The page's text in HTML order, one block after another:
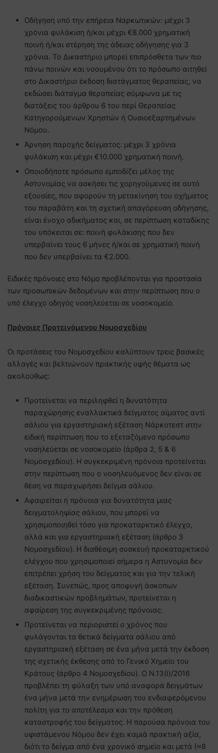
Οδήγηση υπό την επήρεια Ναρκωτικών: μέχρι 3
χρόνια φυλάκιση ή/και μέχρι €8.000 χρηματική
ποινή ή/και στέρηση της άδειας οδήγησης για 3
χρόνια. Το Δικαστήριο μπορεί επιπρόσθετα των πιο
πάνω ποινών και νοουμένου ότι το πρόσωπο αιτηθεί
στο Δικαστήριο έκδοση διατάγματος θεραπείας, να
εκδώσει διάταγμα θεραπείας σύμφωνα µε τις
διατάξεις του άρθρου 6 του περί Θεραπείας
Κατηγορούμενων Χρηστών ή Ουσιοεξαρτηµένων
Νόμου.
Άρνηση παροχής δείγματος: μέχρι 3 χρόνια
φυλάκιση και μέχρι €10.000 χρηματική ποινή.
Οποιοδήποτε πρόσωπο εμποδίζει μέλος της
Αστυνομίας να ασκήσει τις χορηγούμενες σε αυτό
εξουσίες, που αφορούν τη μετακίνηση του οχήματος
του παραβάτη και τη σχετική απαγόρευση οδήγησης,
είναι ένοχο αδικήματος και, σε περίπτωση καταδίκης
του υπόκειται σε: ποινή φυλάκισης που δεν
υπερβαίνει τους 6 μήνες ή/και σε χρηματική ποινή
που δεν υπερβαίνει τα €2.000.
Ειδικές πρόνοιες στο Νόμο προβλέπονται για προστασία
των προσωπικών δεδομένων και στην περίπτωση που ο
υπό έλεγχο οδηγός νοσηλεύεται σε νοσοκομείο.
Πρόνοιες Προτεινόμενου Νομοσχεδίου
Οι προτάσεις του Νομοσχεδίου καλύπτουν τρεις βασικές
αλλαγές και βελτιώνουν πρακτικής υφής θέματα ως
ακολούθως:
Προτείνεται να περιληφθεί η δυνατότητα
παραχώρησης εναλλακτικά δείγματος αίματος αντί
σάλιου για εργαστηριακή εξέταση Νάρκοτεστ στην
ειδική περίπτωση που το εξεταζόμενο πρόσωπο
νοσηλεύεται σε νοσοκομείο (άρθρα 2, 5 & 6
Νομοσχεδίου). Η συγκεκριμένη πρόνοια προτείνεται
στην περίπτωση που ο νοσηλευόμενος δεν είναι σε
θέση να παραχωρήσει δείγμα σάλιου.
Αφαιρείται η πρόνοια για δυνατότητα μιας
δειγματοληψίας σάλιου, που μπορεί να
χρησιμοποιηθεί τόσο για προκαταρκτικό έλεγχο,
αλλά και για εργαστηριακή εξέταση (άρθρο 3
Νομοσχεδίου). Η διαθέσιμη συσκευή προκαταρκτικού
ελέγχου που χρησιμοποιεί σήμερα η Αστυνομία δεν
επιτρέπει χρήση του δείγματος και για την τελική
εξέταση. Συνεπώς, προς αποφυγή άσκοπων
διαδικαστικών προβλημάτων, προτείνεται η
αφαίρεση της συγκεκριμένης πρόνοιας.
Προτείνεται να περιοριστεί ο χρόνος που
φυλάγονται τα θετικά δείγματα σάλιου από
εργαστηριακή εξέταση σε ένα μήνα μετά την έκδοση
της σχετικής έκθεσης από το Γενικό Χημείο του
Κράτους (άρθρο 4 Νομοσχεδίου). Ο Ν.13(Ι)/2016
προβλέπει τη φύλαξη των υπό αναφορά δειγμάτων
ένα μήνα μετά την ενημέρωση του ενδιαφερόμενου
πολίτη για το αποτέλεσμα και την πρόθεση
καταστροφής του δείγματος. Η παρούσα πρόνοια του
υφιστάμενου Νόμου δεν έχει καμιά πρακτική αξία,
διότι το δείγμα από ένα χρονικό σημείο και μετά (≈8